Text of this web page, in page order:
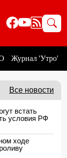
Журнал 'Утро'
Все новости
встать
условия РФ
ходе